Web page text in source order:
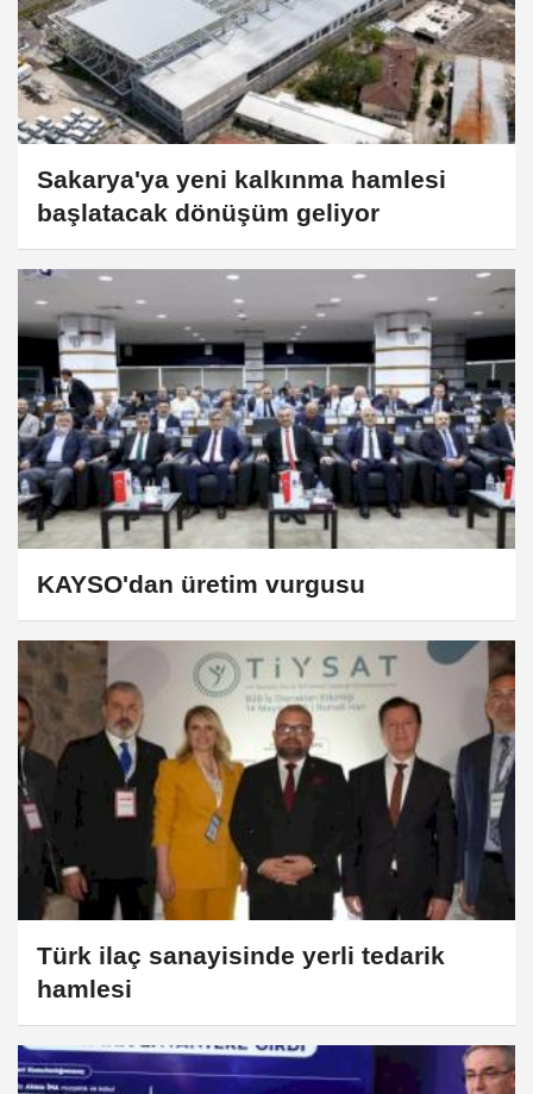
Sakarya'ya yeni kalkınma hamlesi
başlatacak dönüşüm geliyor
KAYSO'dan üretim vurgusu
Türk ilaç sanayisinde yerli tedarik
hamlesi